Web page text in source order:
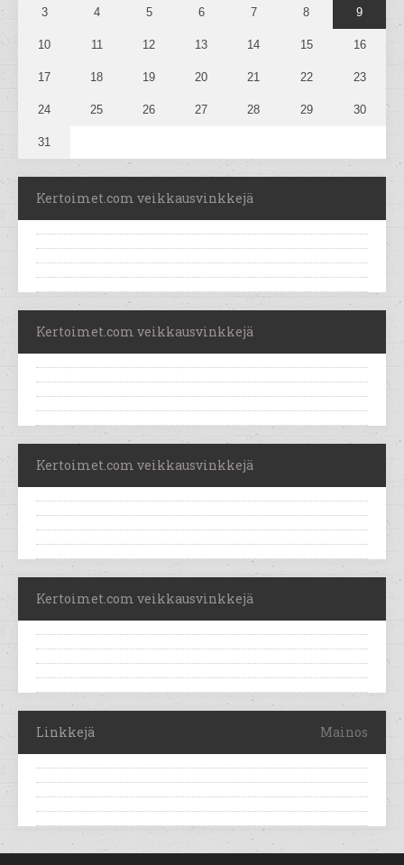
3 4 5 6 7 8 9
10 11 12 13 14 15 16
17 18 19 20 21 22 23
24 25 26 27 28 29 30
31
Kertoimet.com veikkausvinkkejä
Kertoimet.com veikkausvinkkejä
Kertoimet.com veikkausvinkkejä
Kertoimet.com veikkausvinkkejä
Linkkejä Mainos